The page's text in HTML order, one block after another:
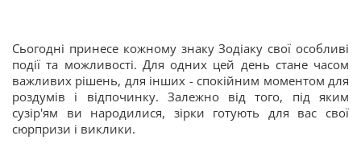
Сьогодні принесе кожному знаку Зодіаку свої особливі
події та можливості. Для одних цей день стане часом
важливих рішень, для інших - спокійним моментом для
роздумів і відпочинку. Залежно від того, під яким
сузір'ям ви народилися, зірки готують для вас свої
сюрпризи і виклики.